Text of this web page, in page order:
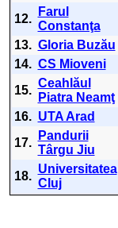
12.
Farul
Constanţa
13. Gloria Buzău
14. CS Mioveni
15.
Ceahlăul
Piatra Neamţ
16. UTA Arad
17.
Pandurii
Târgu Jiu
18.
Universitatea
Cluj